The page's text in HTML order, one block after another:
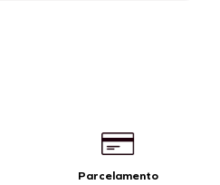
Parcelamento